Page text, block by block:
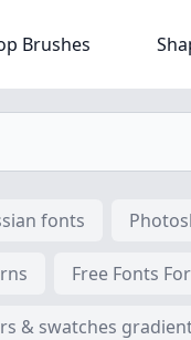
Brushes
fonts
Free Fonts
& swatches